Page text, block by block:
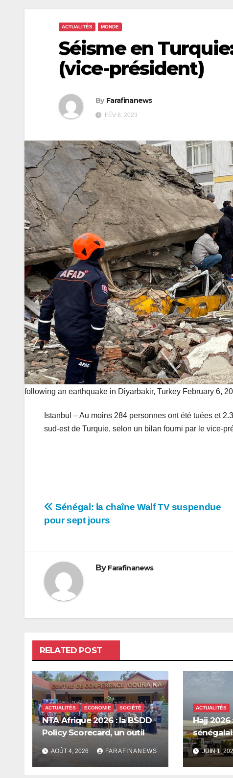
ACTUALITÉS MONDE
Séisme en
(vice-président)
By Farafinanews
FÉV 6, 2023
following an earthquake in Diyarbakir, Turkey February 6,
Istanbul – Au moins 284 personnes ont été tuées et
sud-est de Turquie, selon un bilan fourni par le vice-
Navigation
de
Sénégal: la chaîne Walf TV suspendue
pour sept jours
By Farafinanews
RELATED POST
ACTUALITÉS ECONOMIE SOCIÉTÉ
NTA Afrique 2026 : la BSDD
Policy Scorecard, un outil
pour mieux orienter les
dépenses publiques
AOÛT 4, 2026 FARAFINANEWS
ACTUALITÉS
Hajj 2026
Mecque
JUIN 1,